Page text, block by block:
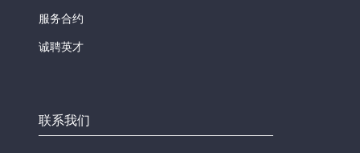
服务合约
诚聘英才
联系我们